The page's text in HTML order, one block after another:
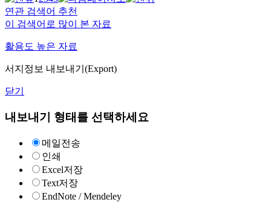
연관 검색어 추천
이 검색어로 많이 본 자료
활용도 높은 자료
서지정보 내보내기(Export)
닫기
내보내기 형태를 선택하세요
메일전송
인쇄
Excel저장
Text저장
EndNote / Mendeley